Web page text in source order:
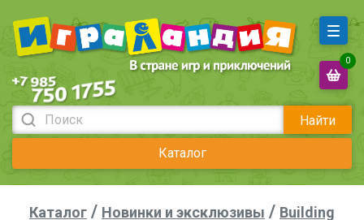
Найти
Каталог
0
Каталог / Новинки и эксклюзивы / Building